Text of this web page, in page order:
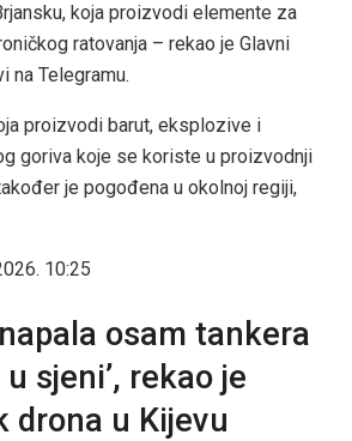
koja proizvodi elemente za
ratovanja – rekao je Glavni
na Telegramu.
proizvodi barut, eksplozive i
goriva koje se koriste u proizvodnji
je pogođena u okolnoj regiji,
10:25
osam tankera
sjeni’, rekao je
drona u Kijevu